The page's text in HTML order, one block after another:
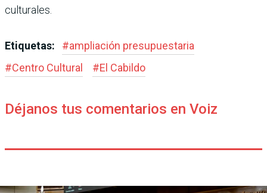
culturales.
Etiquetas: #ampliación presupuestaria
#Centro Cultural #El Cabildo
Déjanos tus comentarios en Voiz